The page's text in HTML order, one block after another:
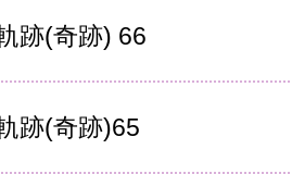
跡(奇跡) 66
跡(奇跡)65